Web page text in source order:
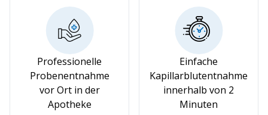
Professionelle
Probenentnahme
vor Ort in der
Apotheke
Einfache
Kapillarblutentnahme
innerhalb von 2
Minuten